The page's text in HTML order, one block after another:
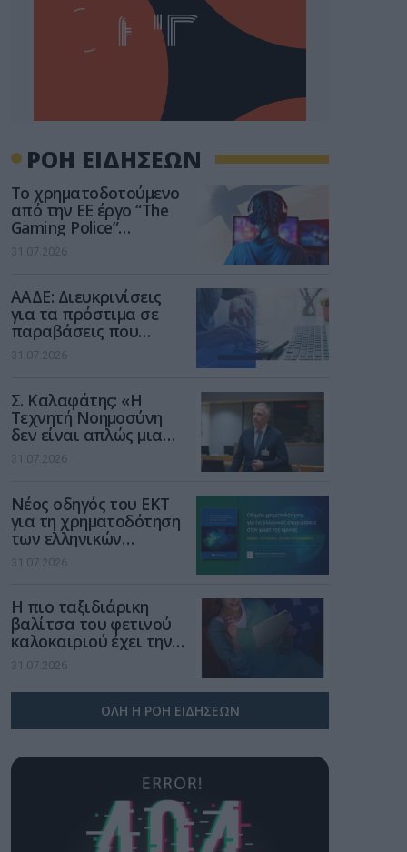
ΡΟΗ ΕΙΔΗΣΕΩΝ
Το χρηματοδοτούμενο
από την ΕΕ έργο “The
Gaming Police”
ενισχύει την ασφάλεια
των παιδιών στο
31.07.2026
ΑΑΔΕ: Διευκρινίσεις
για τα πρόστιμα σε
παραβάσεις που
αφορούν τους ΦΗΜ
31.07.2026
Σ. Καλαφάτης: «Η
Τεχνητή Νοημοσύνη
δεν είναι απλώς μια
νέα τεχνολογία, είναι
μια νέα βιομηχανική
31.07.2026
Νέος οδηγός του ΕΚΤ
για τη χρηματοδότηση
των ελληνικών
επιχειρήσεων στον
χώρο της άμυνας
31.07.2026
Η πιο ταξιδιάρικη
βαλίτσα του φετινού
καλοκαιριού έχει την
υπογραφή της Xiaomi
31.07.2026
ΟΛΗ Η ΡΟΗ ΕΙΔΗΣΕΩΝ